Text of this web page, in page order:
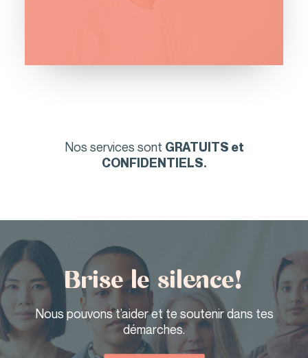
Nos services sont GRATUITS et
CONFIDENTIELS.
Brise le silence!
Nous pouvons t’aider et te soutenir dans tes
démarches.